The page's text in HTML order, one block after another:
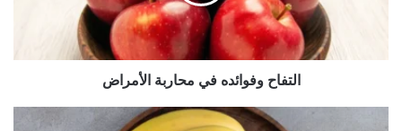
و
التفاح وفوائده في محاربة الأمراض